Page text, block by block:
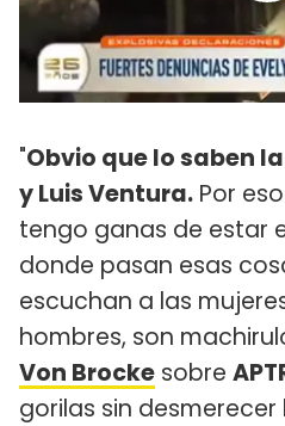
"Obvio que lo saben
y Luis Ventura. Por
tengo ganas de estar
donde pasan esas
escuchan a las
hombres, son
Von Brocke sobre
gorilas sin